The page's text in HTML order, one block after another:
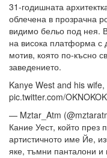
31-годишната
облечена в прозрачна
видимо бельо под нея.
на висока платформа с
мотив, която по-късно
заведението.
Kanye West and his
pic.twitter.com/
— Mztar_Atm
Кание Уест, който през
артистичното име Йе,
яке, тъмни панталони